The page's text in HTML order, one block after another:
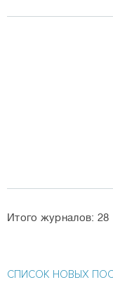
Итого журналов: 28
СПИСОК НОВЫХ